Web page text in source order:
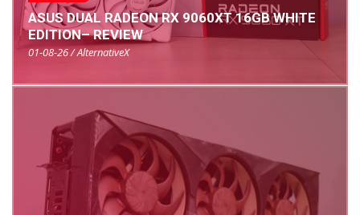
ASUS DUAL RADEON RX 9060XT 16GB WHITE
EDITION– REVIEW
01-08-26 / AlternativeX